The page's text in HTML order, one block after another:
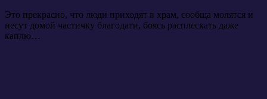
Это прекрасно, что люди приходят в храм, сообща молятся и
несут домой частичку благодати, боясь расплескать даже
каплю…